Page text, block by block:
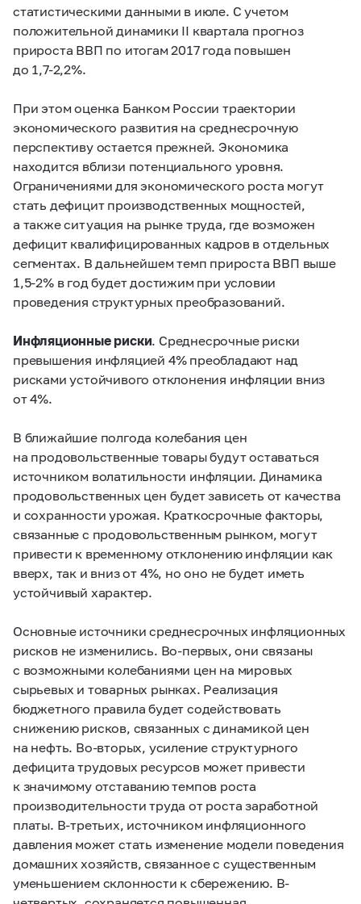
статистическими данными в июле. С учетом
положительной динамики II квартала прогноз
прироста ВВП по итогам 2017 года повышен
до 1,7-2,2%.
При этом оценка Банком России траектории
экономического развития на среднесрочную
перспективу остается прежней. Экономика
находится вблизи потенциального уровня.
Ограничениями для экономического роста могут
стать дефицит производственных мощностей,
а также ситуация на рынке труда, где возможен
дефицит квалифицированных кадров в отдельных
сегментах. В дальнейшем темп прироста ВВП выше
1,5-2%в год будет достижим при условии
проведения структурных преобразований.
Инфляционные риски. Среднесрочные риски
превышения инфляцией 4% преобладают над
рисками устойчивого отклонения инфляции вниз
от 4%.
В ближайшие полгода колебания цен
на продовольственные товары будут оставаться
источником волатильности инфляции. Динамика
продовольственных цен будет зависеть от качества
и сохранности урожая. Краткосрочные факторы,
связанные с продовольственным рынком, могут
привести к временному отклонению инфляции как
вверх, так и вниз от 4%, но оно не будет иметь
устойчивый характер.
Основные источники среднесрочных инфляционных
рисков не изменились. Во-первых, они связаны
с возможными колебаниями цен на мировых
сырьевых и товарных рынках. Реализация
бюджетного правила будет содействовать
снижению рисков, связанных с динамикой цен
на нефть. Во-вторых, усиление структурного
дефицита трудовых ресурсов может привести
к значимому отставанию темпов роста
производительности труда от роста заработной
платы. В-третьих, источником инфляционного
давления может стать изменение модели поведения
домашних хозяйств, связанное с существенным
уменьшением склонности к сбережению. В-